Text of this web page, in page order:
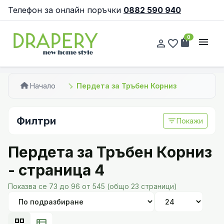
Телефон за онлайн поръчки 0882 590 940
person_outline favorite_border shopping_bag
0 menu
Начало Пердета за Тръбен Корниз
Филтри filter_listПокажи
Пердета за Тръбен Корниз
- страница 4
Показва се 73 до 96 от 545 (общо 23 страници)